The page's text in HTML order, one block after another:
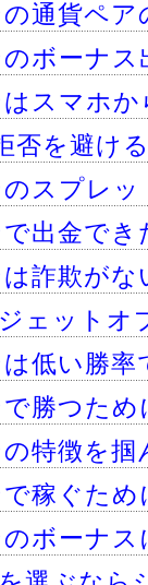
通貨ペア
ボーナス
スマホ
否を避け
スプレ
出金でき
詐欺がな
ェットオ
低い勝率
勝つため
特徴を掴
稼ぐため
ボーナ